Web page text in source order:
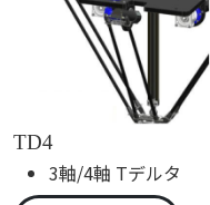
TD4
3軸/4軸 Tデルタ